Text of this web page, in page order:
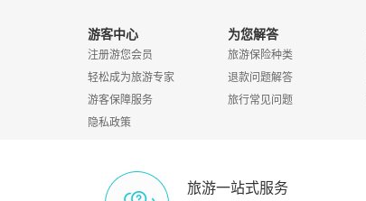
游客中心
注册游您会员
轻松成为旅游专家
游客保障服务
隐私政策
为您解答
旅游保险种类
退款问题解答
旅行常见问题
旅游一站式服务